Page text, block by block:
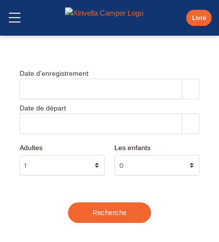
Ouvrir le menu Livre
Date d'enregistrement
Date de départ
Adultes Les enfants
Recherche